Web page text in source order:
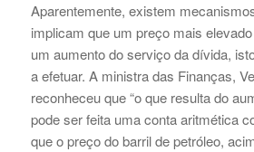
Aparentemente, existem
implicam que um preço mais
um aumento do serviço da dívida,
a efetuar. A ministra das Finanças,
reconheceu que “o que resulta do
pode ser feita uma conta aritmética
que o preço do barril de petróleo,